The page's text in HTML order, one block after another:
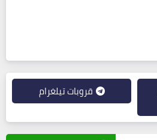
قروبات تيلغرام